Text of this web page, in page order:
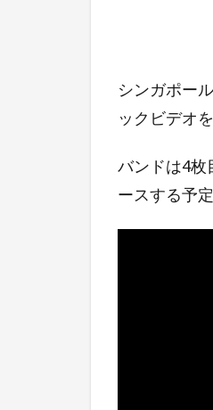
シンガポー
ックビデオ
バンドは4枚
ースする予定